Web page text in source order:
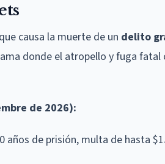
causa la muerte de un delito
donde el atropello y fuga fatal
de 2026):
años de prisión, multa de hasta